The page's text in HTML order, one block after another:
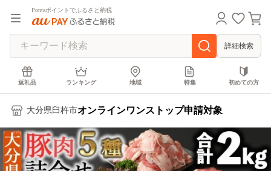
Pontaポイントでふるさと納税
詳細検索
返礼品 ランキング 地域 特集 初めての方
大分県臼杵市オンラインワンストップ申請対象